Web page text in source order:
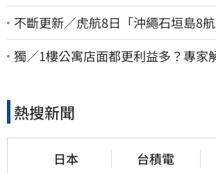
不斷更新／虎航8日「沖繩石垣島8
返台班機提前1天起飛
獨／1樓公寓店面都更利益多？專家
熱搜新聞
日本 台積電